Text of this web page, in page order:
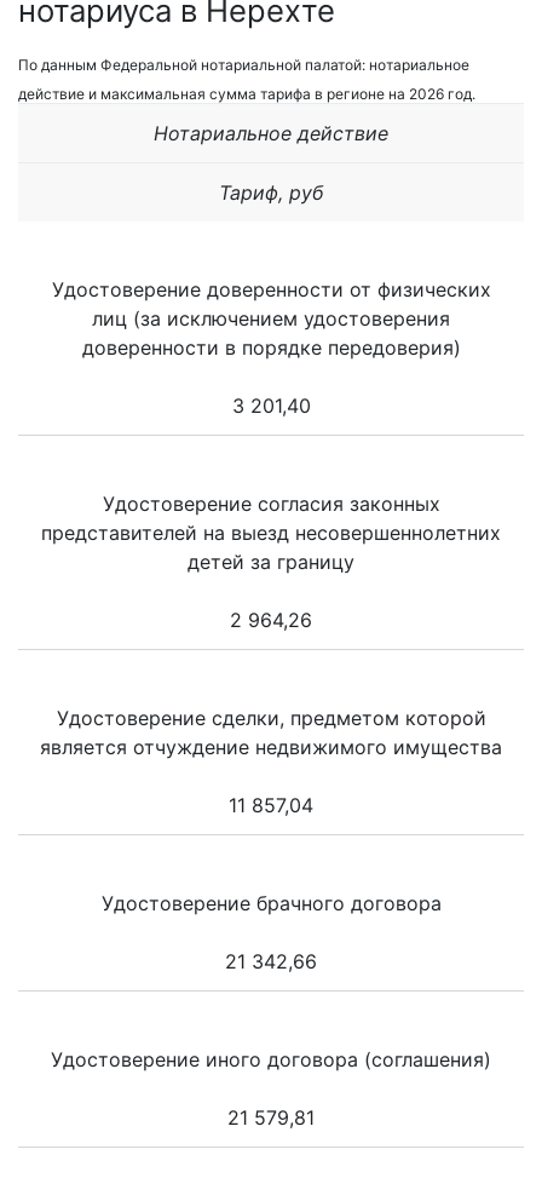
нотариуса в Нерехте
По данным Федеральной нотариальной палатой: нотариальное
действие и максимальная сумма тарифа в регионе на 2026 год.
Нотариальное действие
Тариф, руб
Удостоверение доверенности от физических
лиц (за исключением удостоверения
доверенности в порядке передоверия)
3 201,40
Удостоверение согласия законных
представителей на выезд несовершеннолетних
детей за границу
2 964,26
Удостоверение сделки, предметом которой
является отчуждение недвижимого имущества
11 857,04
Удостоверение брачного договора
21 342,66
Удостоверение иного договора (соглашения)
21 579,81